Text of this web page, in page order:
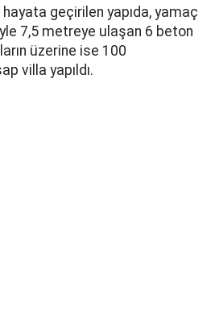
geçirilen yapıda, yamaç
7,5 metreye ulaşan 6 beton
üzerine ise 100
villa yapıldı.